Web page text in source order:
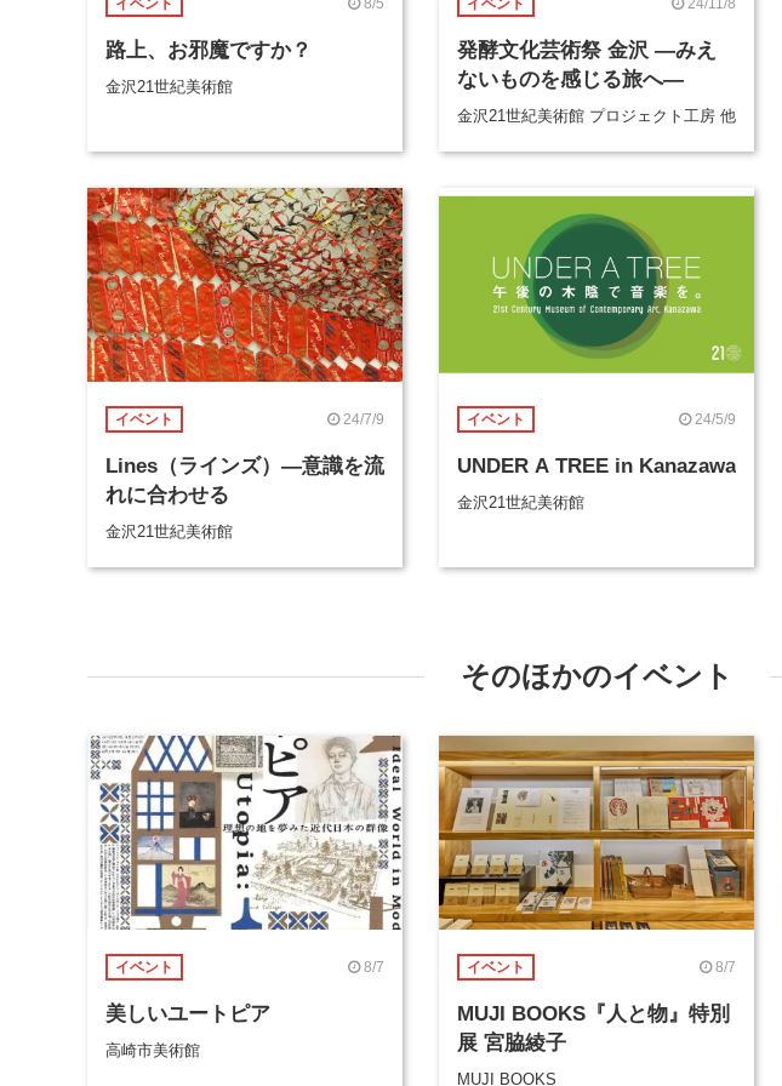
イベント
路上、お邪魔ですか？
金沢21世紀美術館
イベント
発酵文化芸術祭 金沢 ―みえ
ないものを感じる旅へ―
金沢21世紀美術館 プロジェクト工房 他
イベント 24/7/9
Lines（ラインズ）―意識を流
れに合わせる
金沢21世紀美術館
イベント 24/5/9
UNDER A TREE in Kanazawa
金沢21世紀美術館
そのほかのイベント
イベント 8/7
美しいユートピア
高崎市美術館
イベント 8/7
MUJI BOOKS『人と物』特別
展 宮脇綾子
MUJI BOOKS